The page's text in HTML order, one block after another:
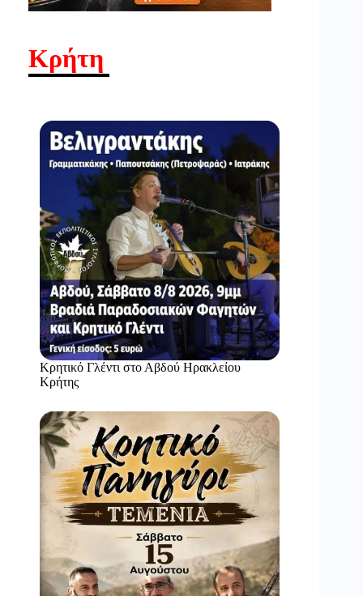
Κρήτη
Κρητικό Γλέντι στο Αβδού Ηρακλείου
Κρήτης